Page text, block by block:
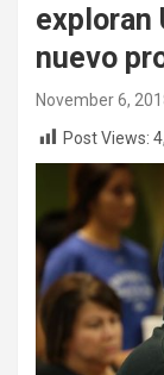
exploran
nuevo
November 6,
Post Views: